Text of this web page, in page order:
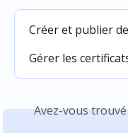
Créer et publier
Gérer les
Avez-vous